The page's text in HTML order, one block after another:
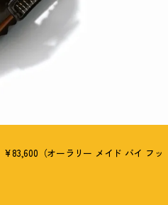
（オーラリー メイド バイ フッ